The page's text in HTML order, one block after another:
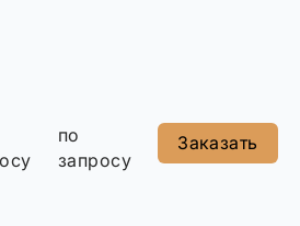
по
запросу
Заказать